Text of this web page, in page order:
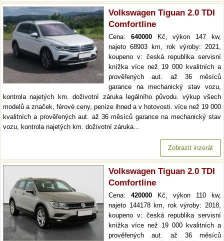
Volkswagen Tiguan 2.0 TDI
Comfortline
Cena: 640000Kč, výkon 147 kw,
najeto 68903 km, rok výroby: 2021,
koupeno v: česká republika servisní
knížka více než 19 000 kvalitních a
prověřených aut. až 36 měsíců
garance na mechanický stav vozu,
kontrola najetých km. doživotní záruka legálního původu. výkup všech
modelů a značek, férové ceny, peníze ihned a v hotovosti. více než 19 000
kvalitních a prověřených aut. až 36 měsíců garance na mechanický stav
vozu, kontrola najetých km. doživotní záruka…
Zobrazit inzerát
Volkswagen Tiguan 2.0 TDI
Comfortline
Cena: 420000 Kč, výkon 110 kw,
najeto 144178 km, rok výroby: 2018,
koupeno v: česká republika servisní
knížka více než 19 000 kvalitních a
prověřených aut. až 36 měsíců